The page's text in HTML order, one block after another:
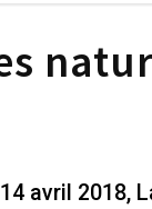
avril 2018,